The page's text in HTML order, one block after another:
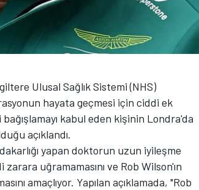
Ulusal Sağlık Sistemi (NHS)
hayata geçmesi için ciddi ek
kabul eden kişinin Londra'da
açıklandı.
yapan doktorun uzun iyileşme
uğramamasını ve Rob Wilson'ın
amaçlıyor. Yapılan açıklamada, "Rob